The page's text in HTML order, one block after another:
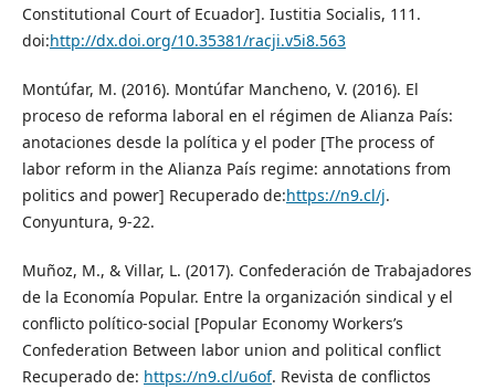
Constitutional Court of Ecuador]. Iustitia Socialis, 111.
doi:http://dx.doi.org/10.35381/racji.v5i8.563
Montúfar, M. (2016). Montúfar Mancheno, V. (2016). El
proceso de reforma laboral en el régimen de Alianza País:
anotaciones desde la política y el poder [The process of
labor reform in the Alianza País regime: annotations from
politics and power] Recuperado de:https://n9.cl/j.
Conyuntura, 9-22.
Muñoz, M., & Villar, L. (2017). Confederación de Trabajadores
de la Economía Popular. Entre la organización sindical y el
conflicto político-social [Popular Economy Workers’s
Confederation Between labor union and political conflict
Recuperado de: https://n9.cl/u6of. Revista de conflictos